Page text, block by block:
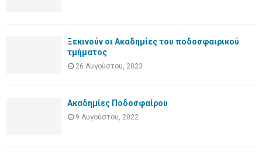
Ξεκινούν οι Ακαδημίες του ποδοσφαιρικού
τμήματος
26 Αυγούστου, 2023
Ακαδημίες Ποδοσφαίρου
9 Αυγούστου, 2022